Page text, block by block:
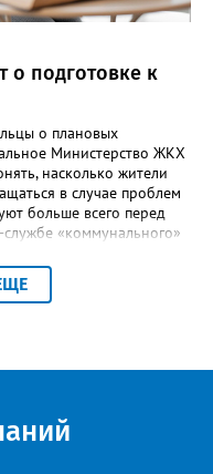
о подготовке к
о плановых
Министерство ЖКХ
насколько жители
в случае проблем
больше всего перед
«коммунального»
предлагают поделиться
зимы. Среди вариантов:
хорошо» до
в